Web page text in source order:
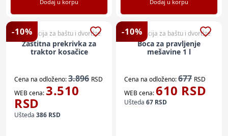
Dodaj u korpu Dodaj u korpu
-10%
Dekoracija za baštu i dvorište
Zaštitna prekrivka za
traktor kosačice
Cena na odloženo:3.896 RSD
WEB cena:3.510
RSD
Ušteda 386 RSD
-10%
Dekoracija za baštu i dvorište
Boca za pravljenje
mešavine 1 l
Cena na odloženo:677 RSD
WEB cena:610 RSD
Ušteda 67 RSD